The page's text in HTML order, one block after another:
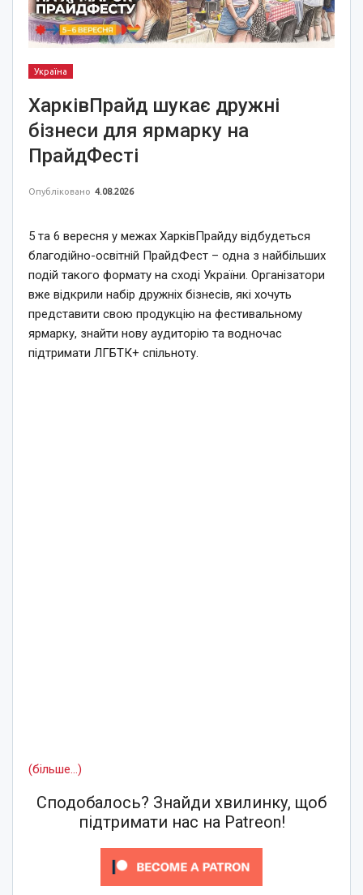
Україна
ХарківПрайд шукає дружні
бізнеси для ярмарку на
ПрайдФесті
Опубліковано 4.08.2026
5 та 6 вересня у межах ХарківПрайду відбудеться
благодійно-освітній ПрайдФест – одна з найбільших
подій такого формату на сході України. Організатори
вже відкрили набір дружніх бізнесів, які хочуть
представити свою продукцію на фестивальному
ярмарку, знайти нову аудиторію та водночас
підтримати ЛГБТК+ спільноту.
(більше…)
Сподобалось? Знайди хвилинку, щоб
підтримати нас на Patreon!